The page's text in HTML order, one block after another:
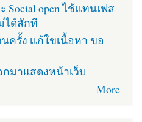
open ไช้เเทนเฟส
ได้สักที
รั้ง เเก้ใขเนื้อหา ขอ
มาแสดงหน้าเว็บ
More